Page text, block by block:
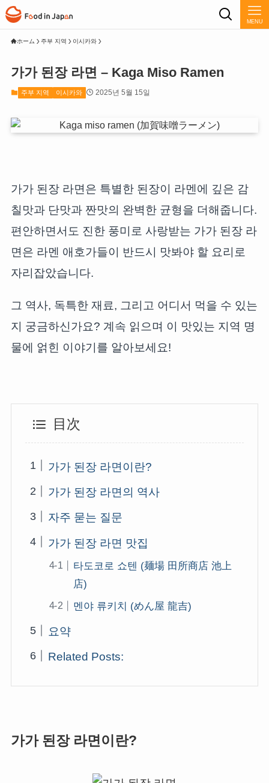
MENU
ホーム 주부 지역 이시카와
가가 된장 라면 – Kaga Miso Ramen
주부 지역 이시카와 2025년 5월 15일
가가 된장 라면은 특별한 된장이 라멘에 깊은 감
칠맛과 단맛과 짠맛의 완벽한 균형을 더해줍니다.
편안하면서도 진한 풍미로 사랑받는 가가 된장 라
면은 라멘 애호가들이 반드시 맛봐야 할 요리로
자리잡았습니다.
그 역사, 독특한 재료, 그리고 어디서 먹을 수 있는
지 궁금하신가요? 계속 읽으며 이 맛있는 지역 명
물에 얽힌 이야기를 알아보세요!
目次
가가 된장 라면이란?
가가 된장 라면의 역사
자주 묻는 질문
가가 된장 라면 맛집
타도코로 쇼텐 (麺場 田所商店 池上
店)
멘야 류키치 (めん屋 龍吉)
요약
Related Posts:
가가 된장 라면이란?